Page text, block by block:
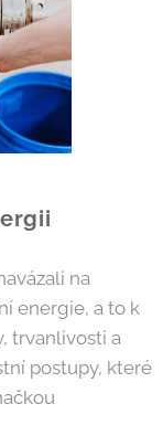
na
energie, a to k
trvanlivosti a
postupy, které